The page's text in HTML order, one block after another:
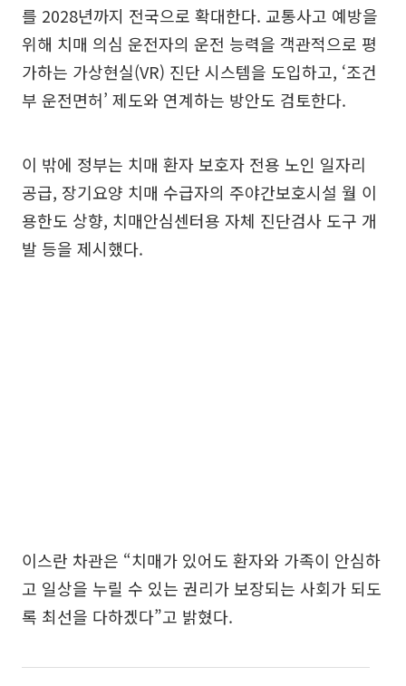
를 2028년까지 전국으로 확대한다. 교통사고 예방을
위해 치매 의심 운전자의 운전 능력을 객관적으로 평
가하는 가상현실(VR) 진단 시스템을 도입하고, ‘조건
부 운전면허’ 제도와 연계하는 방안도 검토한다.
이 밖에 정부는 치매 환자 보호자 전용 노인 일자리
공급, 장기요양 치매 수급자의 주야간보호시설 월 이
용한도 상향, 치매안심센터용 자체 진단검사 도구 개
발 등을 제시했다.
이스란 차관은 “치매가 있어도 환자와 가족이 안심하
고 일상을 누릴 수 있는 권리가 보장되는 사회가 되도
록 최선을 다하겠다”고 밝혔다.